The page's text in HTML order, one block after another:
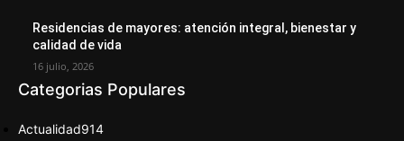
Residencias de mayores: atención integral, bienestar y
calidad de vida
16 julio, 2026
Categorias Populares
Actualidad914